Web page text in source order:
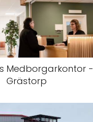
Medborgarkontor -
Grästorp